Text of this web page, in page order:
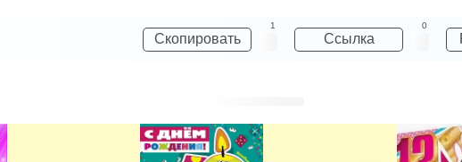
Скопировать
1
Ссылка
0